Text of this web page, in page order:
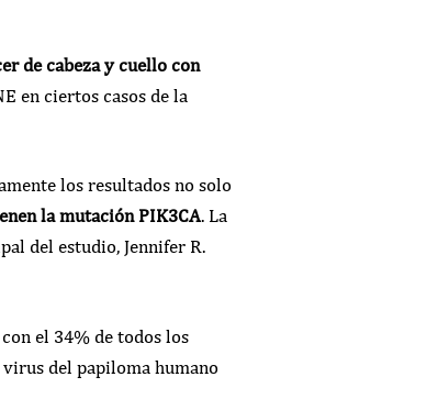
de cabeza y cuello con
en ciertos casos de la
los resultados no solo
la mutación PIK3CA. La
del estudio, Jennifer R.
el 34% de todos los
del papiloma humano